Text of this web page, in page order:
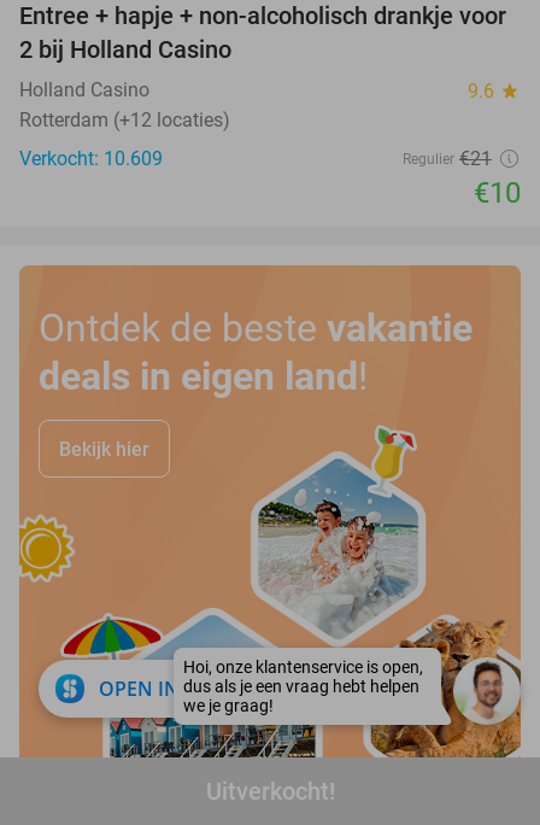
Uitverkocht!
52%
Entree + hapje + non-alcoholisch drankje voor
2 bij Holland Casino
Holland Casino 9.6 star
Rotterdam (+12 locaties)
Verkocht: 10.609
Regulier €21
€10
Ontdek de beste vakantie
deals in eigen land !
Bekijk hier
OPEN IN APP close